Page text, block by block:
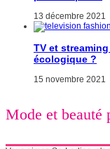
13 décembre 2021
TV et
écologique ?
15 novembre 2021
Mode et beauté